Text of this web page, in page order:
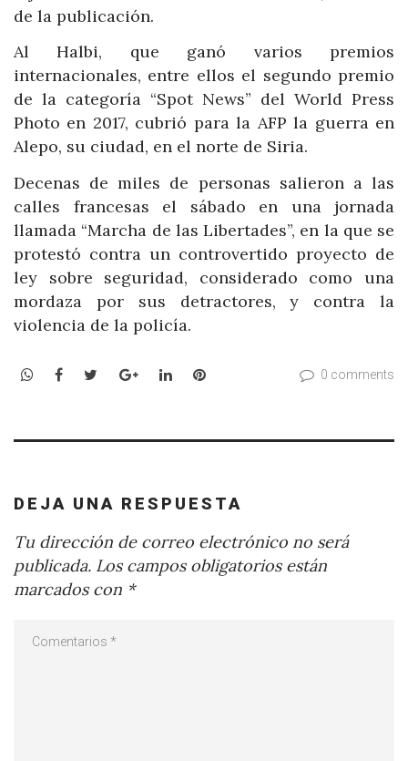
de la publicación.
Al Halbi, que ganó varios premios
internacionales, entre ellos el segundo premio
de la categoría “Spot News” del World Press
Photo en 2017, cubrió para la AFP la guerra en
Alepo, su ciudad, en el norte de Siria.
Decenas de miles de personas salieron a las
calles francesas el sábado en una jornada
llamada “Marcha de las Libertades”, en la que se
protestó contra un controvertido proyecto de
ley sobre seguridad, considerado como una
mordaza por sus detractores, y contra la
violencia de la policía.
WhatsApp
Facebook
TwitterGoogle+LinkedInPinterest 0 comments
DEJA UNA RESPUESTA
Tu dirección de correo electrónico no será
publicada. Los campos obligatorios están
marcados con *